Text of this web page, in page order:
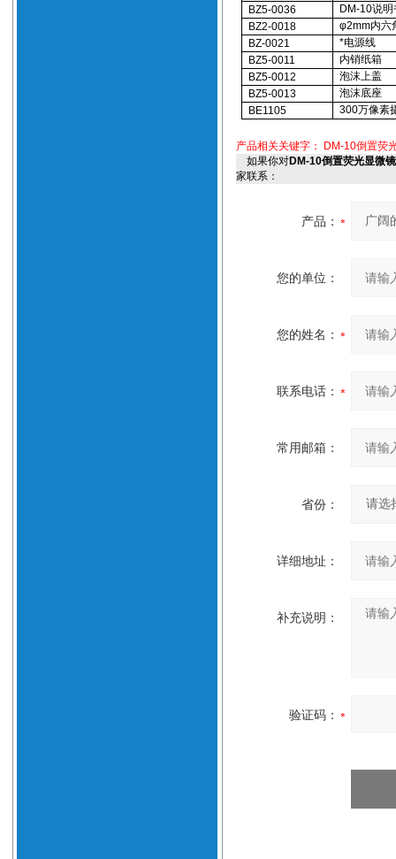
BZ5-0036
DM-10说明
BZ2-0018
φ2mm内六
BZ-0021
*电源线
BZ5-0011
内销纸箱
BZ5-0012
泡沫上盖
BZ5-0013
泡沫底座
BE1105
300万像素
产品相关关键字：
DM-10倒置荧
如果你对DM-10倒置荧光显微
家联系：
产品：
您的单位：
您的姓名：
联系电话：
常用邮箱：
省份：
详细地址：
补充说明：
验证码：